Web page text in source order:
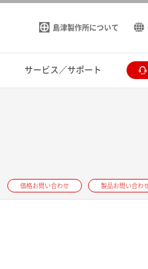
島津製作所について
サービス／サポート
価格お問い合わせ 製品お問い合わ